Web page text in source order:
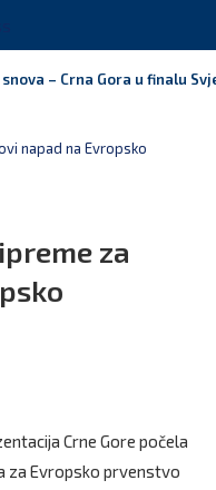
snova – Crna Gora u finalu
napad na Evropsko
za
Crne Gore počela
za Evropsko prvenstvo